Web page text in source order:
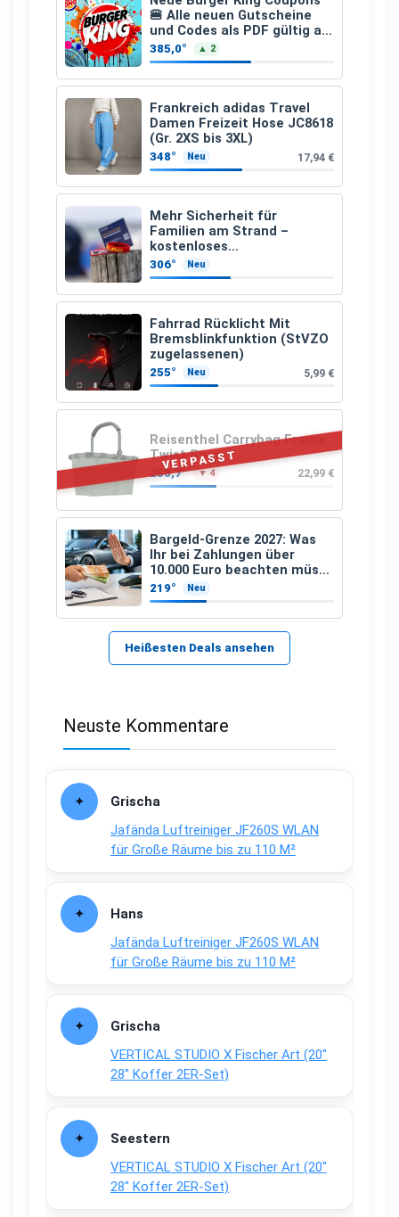
🍔 Alle neuen Gutscheine
und Codes als PDF gültig ab
25.07.2026 bis 04.09.2026
385,0° ▲ 2
Frankreich adidas Travel
Damen Freizeit Hose JC8618
(Gr. 2XS bis 3XL)
348° Neu 17,94 €
Mehr Sicherheit für
Familien am Strand –
kostenloses
Kindersuchband der DLRG
306° Neu
Fahrrad Rücklicht Mit
Bremsblinkfunktion (StVZO
zugelassenen)
255° Neu 5,99 €
VERPASST
Reisenthel Carrybag Frame
Twist Sage
250,7° ▼ 4 22,99 €
Bargeld-Grenze 2027: Was
Ihr bei Zahlungen über
10.000 Euro beachten müsst
– und welche Ausnahme
bleibt
219° Neu
Heißesten Deals ansehen
Neuste Kommentare
Grischa
Jafända Luftreiniger JF260S WLAN
für Große Räume bis zu 110 M²
Hans
Jafända Luftreiniger JF260S WLAN
für Große Räume bis zu 110 M²
Grischa
VERTICAL STUDIO X Fischer Art (20″
28″ Koffer 2ER-Set)
Seestern
VERTICAL STUDIO X Fischer Art (20″
28″ Koffer 2ER-Set)